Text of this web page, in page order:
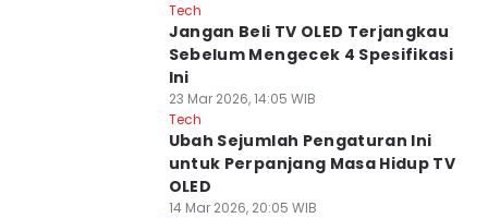
Tech
Jangan Beli TV OLED Terjangkau
Sebelum Mengecek 4 Spesifikasi
Ini
23 Mar 2026, 14:05 WIB
Tech
Ubah Sejumlah Pengaturan Ini
untuk Perpanjang Masa Hidup TV
OLED
14 Mar 2026, 20:05 WIB